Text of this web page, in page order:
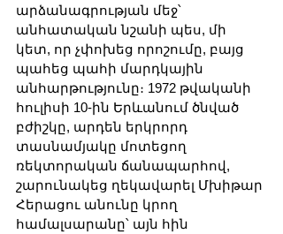
արձանագրության մեջ՝
անհատական նշանի պես, մի
կետ, որ չփոխեց որոշումը, բայց
պահեց պահի մարդկային
անհարթությունը։ 1972 թվականի
հուլիսի 10-ին Երևանում ծնված
բժիշկը, արդեն երկրորդ
տասնամյակը մոտեցող
ռեկտորական ճանապարհով,
շարունակեց ղեկավարել Մխիթար
Հերացու անունը կրող
համալսարանը՝ այն հին